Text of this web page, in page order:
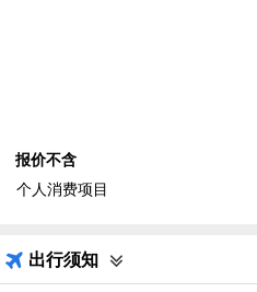
报价不含
个人消费项目
出行须知